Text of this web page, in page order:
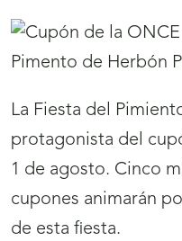
La Fiesta del
protagonista del
1 de agosto. Cinco
cupones animarán
de esta fiesta.